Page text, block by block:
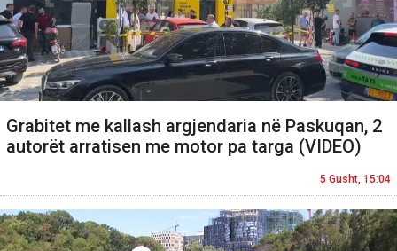
Grabitet me kallash argjendaria në Paskuqan, 2
autorët arratisen me motor pa targa (VIDEO)
5 Gusht, 15:04